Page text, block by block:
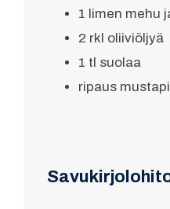
1 limen mehu
2 rkl oliiviöljyä
1 tl suolaa
ripaus